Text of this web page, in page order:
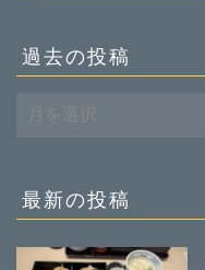
過去の投稿
去
稿
最新の投稿